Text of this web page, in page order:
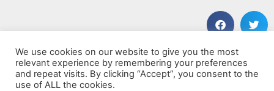
VORHERIGER BEITRAG
Natural Magick
NÄCHSTER BEITRAG
Flight Of The Bumblebee II
We use cookies on our website to give you the most
relevant experience by remembering your preferences
and repeat visits. By clicking “Accept”, you consent to the
use of ALL the cookies.